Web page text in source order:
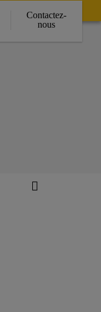
Contactez-
nous